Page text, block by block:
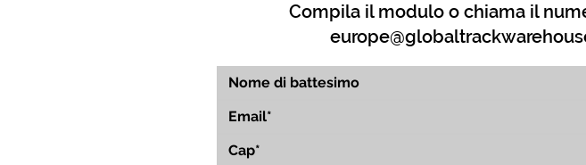
Compila il modulo o chiama il